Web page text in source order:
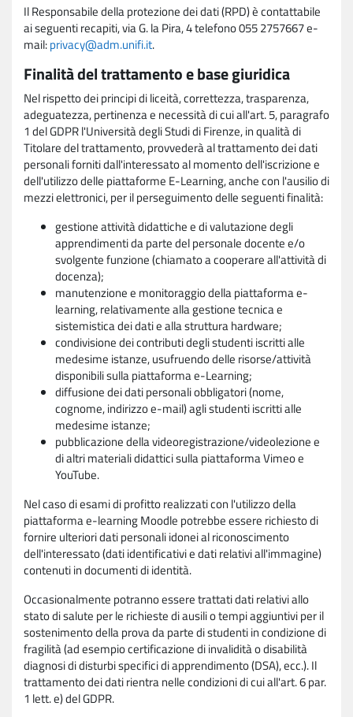
Il Responsabile della protezione dei dati (RPD) è contattabile
ai seguenti recapiti, via G. la Pira, 4 telefono 055 2757667 e-
mail:privacy@adm.unifi.it.
Finalità del trattamento e base giuridica
Nel rispetto dei principi di liceità, correttezza, trasparenza,
adeguatezza, pertinenza e necessità di cui all'art. 5, paragrafo
1 del GDPR l'Università degli Studi di Firenze, in qualità di
Titolare del trattamento, provvederà al trattamento dei dati
personali forniti dall'interessato al momento dell'iscrizione e
dell'utilizzo delle piattaforme E-Learning, anche con l'ausilio di
mezzi elettronici, per il perseguimento delle seguenti finalità:
gestione attività didattiche e di valutazione degli
apprendimenti da parte del personale docente e/o
svolgente funzione (chiamato a cooperare all'attività di
docenza);
manutenzione e monitoraggio della piattaforma e-
learning, relativamente alla gestione tecnica e
sistemistica dei dati e alla struttura hardware;
condivisione dei contributi degli studenti iscritti alle
medesime istanze, usufruendo delle risorse/attività
disponibili sulla piattaforma e-Learning;
diffusione dei dati personali obbligatori (nome,
cognome, indirizzo e-mail) agli studenti iscritti alle
medesime istanze;
pubblicazione della videoregistrazione/videolezione e
di altri materiali didattici sulla piattaforma Vimeo e
YouTube.
Nel caso di esami di profitto realizzati con l'utilizzo della
piattaforma e-learning Moodle potrebbe essere richiesto di
fornire ulteriori dati personali idonei al riconoscimento
dell'interessato (dati identificativi e dati relativi all'immagine)
contenuti in documenti di identità.
Occasionalmente potranno essere trattati dati relativi allo
stato di salute per le richieste di ausili o tempi aggiuntivi per il
sostenimento della prova da parte di studenti in condizione di
fragilità (ad esempio certificazione di invalidità o disabilità
diagnosi di disturbi specifici di apprendimento (DSA), ecc.). Il
trattamento dei dati rientra nelle condizioni di cui all'art. 6 par.
1 lett. e) del GDPR.